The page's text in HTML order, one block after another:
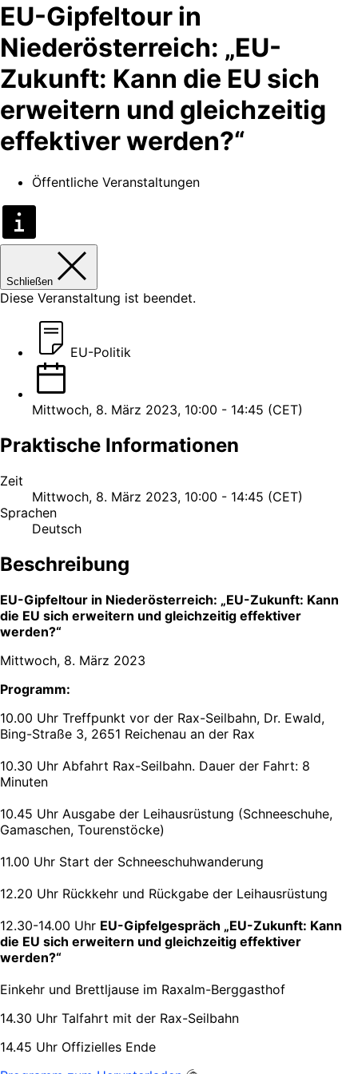
EU-Gipfeltour in
Niederösterreich: „EU-
Zukunft: Kann die EU sich
erweitern und gleichzeitig
effektiver werden?“
Öffentliche Veranstaltungen
Schließen
Diese Veranstaltung ist beendet.
EU-Politik
Mittwoch, 8. März 2023, 10:00 - 14:45 (CET)
Praktische Informationen
Zeit
Mittwoch, 8. März 2023, 10:00 - 14:45 (CET)
Sprachen
Deutsch
Beschreibung
EU-Gipfeltour in Niederösterreich: „EU-Zukunft: Kann
die EU sich erweitern und gleichzeitig effektiver
werden?“
Mittwoch, 8. März 2023
Programm:
10.00 Uhr Treffpunkt vor der Rax-Seilbahn, Dr. Ewald,
Bing-Straße 3, 2651 Reichenau an der Rax
10.30 Uhr Abfahrt Rax-Seilbahn. Dauer der Fahrt: 8
Minuten
10.45 Uhr Ausgabe der Leihausrüstung (Schneeschuhe,
Gamaschen, Tourenstöcke)
11.00 Uhr Start der Schneeschuhwanderung
12.20 Uhr Rückkehr und Rückgabe der Leihausrüstung
12.30-14.00 Uhr EU-Gipfelgespräch „EU-Zukunft: Kann
die EU sich erweitern und gleichzeitig effektiver
werden?“
Einkehr und Brettljause im Raxalm-Berggasthof
14.30 Uhr Talfahrt mit der Rax-Seilbahn
14.45 Uhr Offizielles Ende